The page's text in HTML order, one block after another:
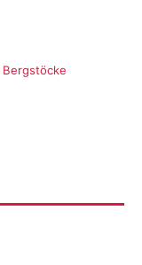
Bergstöcke